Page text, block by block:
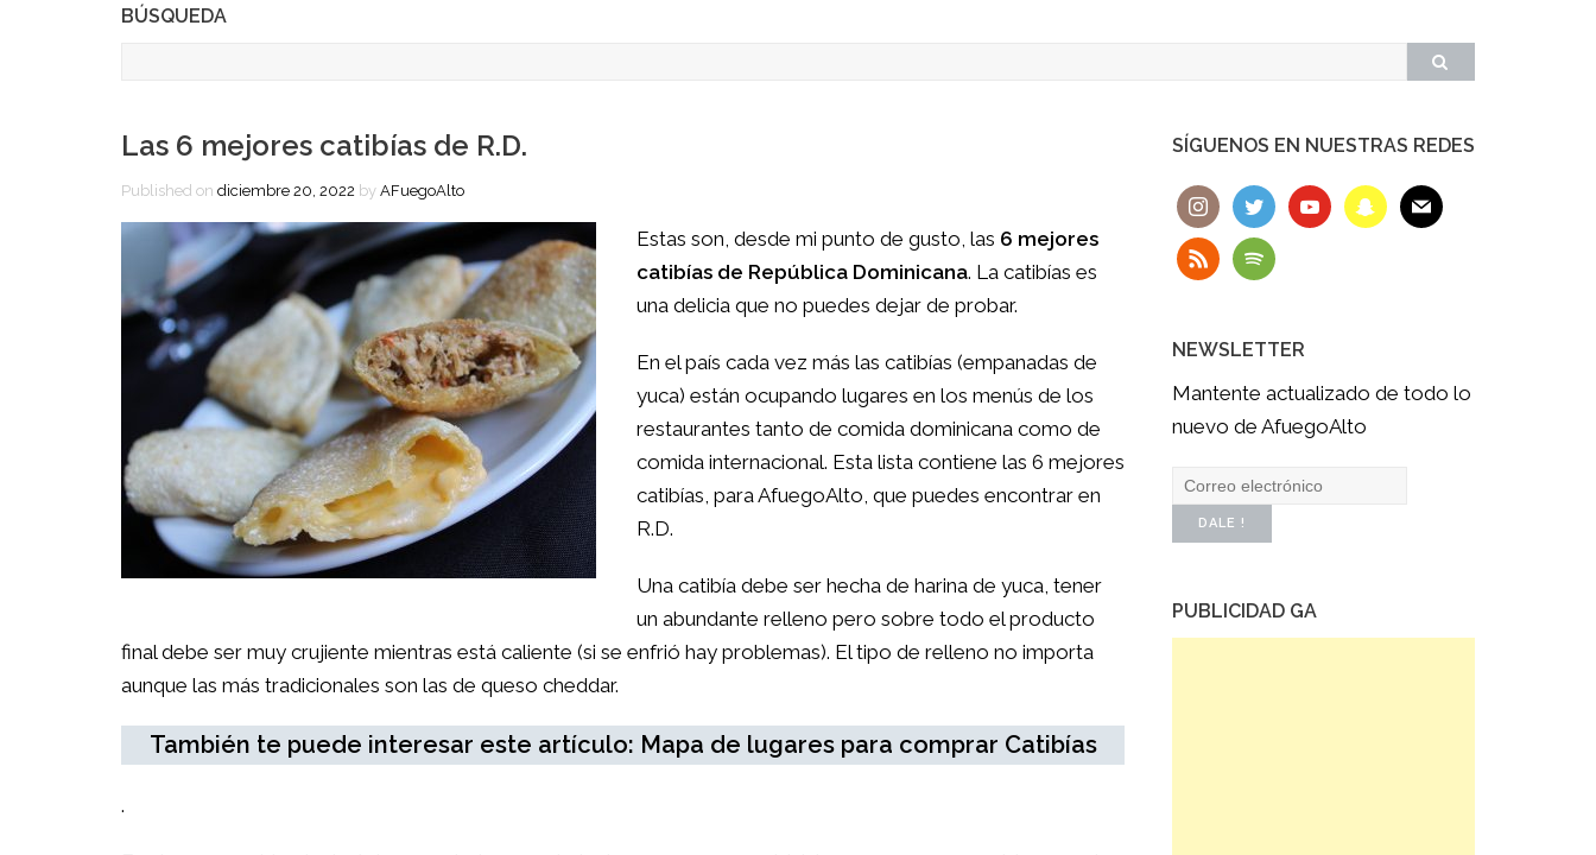
BÚSQUEDA
Las 6 mejores catibías de R.D.
Published on diciembre 20, 2022 by AFuegoAlto
Estas son, desde mi punto de gusto, las 6 mejores
catibías de República Dominicana. La catibías es
una delicia que no puedes dejar de probar.
En el país cada vez más las catibías (empanadas de
yuca) están ocupando lugares en los menús de los
restaurantes tanto de comida dominicana como de
comida internacional. Esta lista contiene las 6 mejores
catibías, para AfuegoAlto, que puedes encontrar en
R.D.
Una catibía debe ser hecha de harina de yuca, tener
un abundante relleno pero sobre todo el producto
final debe ser muy crujiente mientras está caliente (si se enfrió hay problemas). El tipo de relleno no importa
aunque las más tradicionales son las de queso cheddar.
También te puede interesar este artículo: Mapa de lugares para comprar Catibías
.
SÍGUENOS EN NUESTRAS REDES
NEWSLETTER
Mantente actualizado de todo lo
nuevo de AfuegoAlto
PUBLICIDAD GA